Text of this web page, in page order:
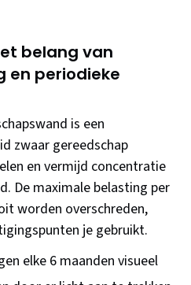
belang van
en periodieke
is een
zwaar gereedschap
en vermijd concentratie
De maximale belasting per
worden overschreden,
je gebruikt.
elke 6 maanden visueel